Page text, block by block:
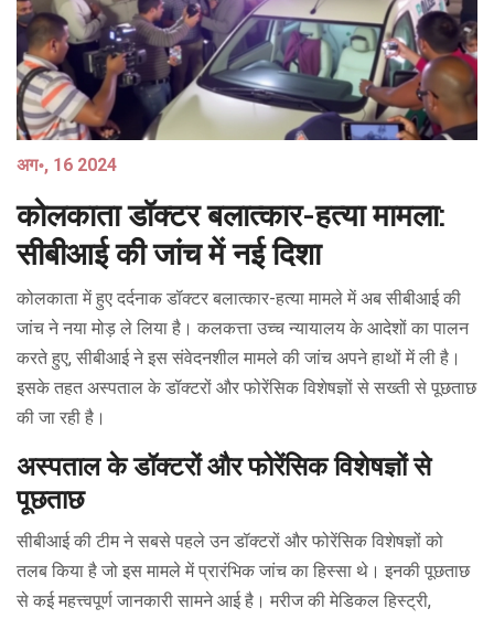
अग॰, 16 2024
कोलकाता डॉक्टर बलात्कार-हत्या मामला:
सीबीआई की जांच में नई दिशा
कोलकाता में हुए दर्दनाक डॉक्टर बलात्कार-हत्या मामले में अब सीबीआई की
जांच ने नया मोड़ ले लिया है। कलकत्ता उच्च न्यायालय के आदेशों का पालन
करते हुए, सीबीआई ने इस संवेदनशील मामले की जांच अपने हाथों में ली है।
इसके तहत अस्पताल के डॉक्टरों और फोरेंसिक विशेषज्ञों से सख्ती से पूछताछ
की जा रही है।
अस्पताल के डॉक्टरों और फोरेंसिक विशेषज्ञों से
पूछताछ
सीबीआई की टीम ने सबसे पहले उन डॉक्टरों और फोरेंसिक विशेषज्ञों को
तलब किया है जो इस मामले में प्रारंभिक जांच का हिस्सा थे। इनकी पूछताछ
से कई महत्त्वपूर्ण जानकारी सामने आई है। मरीज की मेडिकल हिस्ट्री,